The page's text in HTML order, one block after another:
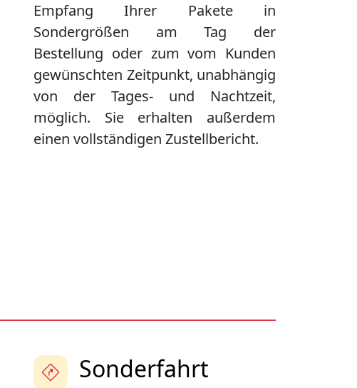
Empfang Ihrer Pakete in
Sondergrößen am Tag der
Bestellung oder zum vom Kunden
gewünschten Zeitpunkt, unabhängig
von der Tages- und Nachtzeit,
möglich. Sie erhalten außerdem
einen vollständigen Zustellbericht.
Sonderfahrt